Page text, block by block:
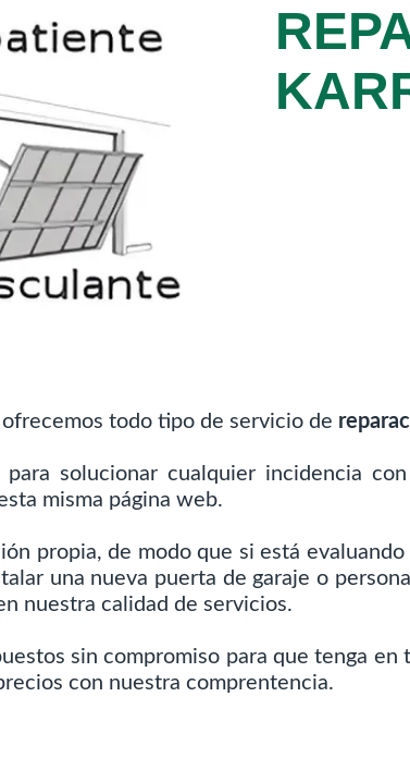
todo tipo de servicio de
solucionar cualquier incidencia
misma página web.
propia, de modo que si está
una nueva puerta de garaje o
nuestra calidad de servicios.
sin compromiso para que tenga
con nuestra comprentencia.